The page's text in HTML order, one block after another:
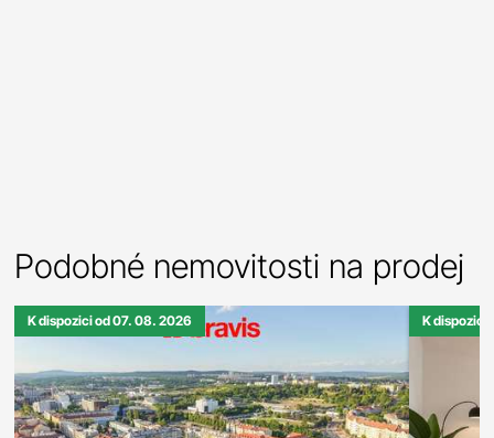
Podobné nemovitosti na prodej
K dispozici od 07. 08. 2026 K dispozici